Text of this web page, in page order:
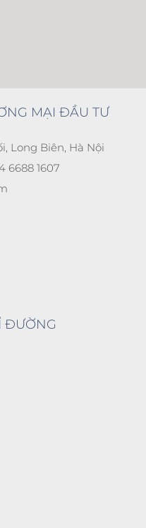
MẠI ĐẦU TƯ
Long Biên, Hà Nội
6688 1607
ĐƯỜNG